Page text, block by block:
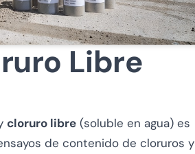
Libre
cloruro libre (soluble en agua) es
de contenido de cloruros y